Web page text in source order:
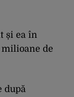
și ea în
milioane de
după